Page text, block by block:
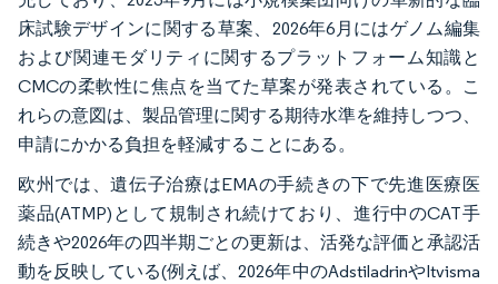
床試験デザインに関する草案、2026年6月にはゲノム編集
および関連モダリティに関するプラットフォーム知識と
CMCの柔軟性に焦点を当てた草案が発表されている。こ
れらの意図は、製品管理に関する期待水準を維持しつつ、
申請にかかる負担を軽減することにある。
欧州では、遺伝子治療はEMAの手続きの下で先進医療医
薬品(ATMP)として規制され続けており、進行中のCAT手
続きや2026年の四半期ごとの更新は、活発な評価と承認活
動を反映している(例えば、2026年中のAdstiladrinやItvisma